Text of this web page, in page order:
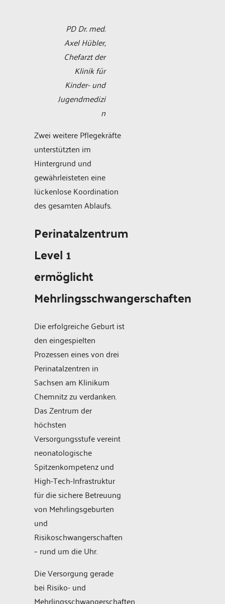
PD Dr. med.
Axel Hübler,
Chefarzt der
Klinik für
Kinder- und
Jugendmedizi
n
Zwei weitere Pflegekräfte
unterstützten im
Hintergrund und
gewährleisteten eine
lückenlose Koordination
des gesamten Ablaufs.
Perinatalzentrum
Level 1
ermöglicht
Mehrlingsschwangerschaften
Die erfolgreiche Geburt ist
den eingespielten
Prozessen eines von drei
Perinatalzentren in
Sachsen am Klinikum
Chemnitz zu verdanken.
Das Zentrum der
höchsten
Versorgungsstufe vereint
neonatologische
Spitzenkompetenz und
High-Tech-Infrastruktur
für die sichere Betreuung
von Mehrlingsgeburten
und
Risikoschwangerschaften
– rund um die Uhr.
Die Versorgung gerade
bei Risiko- und
Mehrlingsschwangerschaften